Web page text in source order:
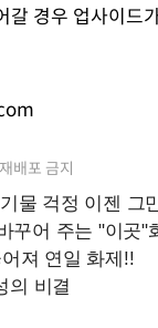
갈 경우 업사이드
배포 금지